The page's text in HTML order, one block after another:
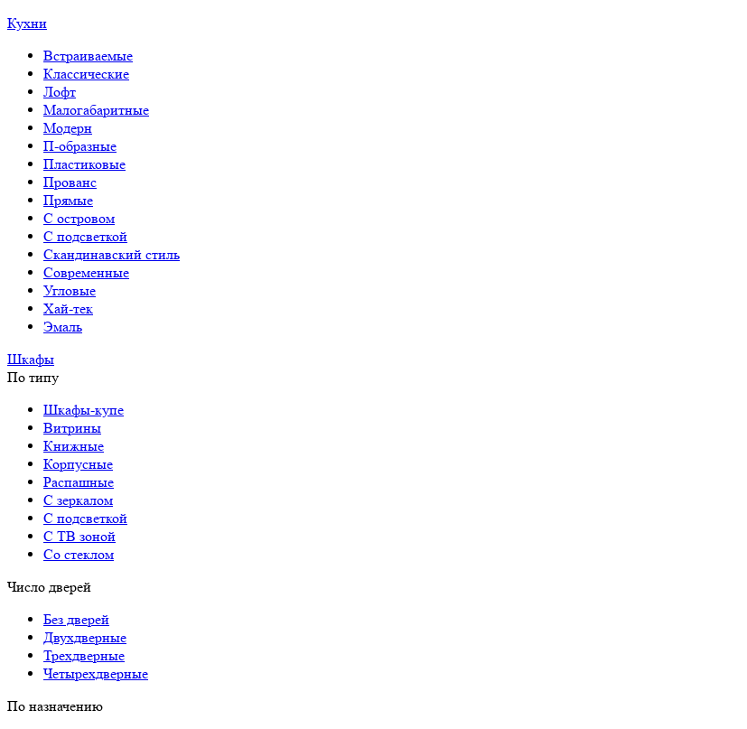
Кухни
Встраиваемые
Классические
Лофт
Малогабаритные
Модерн
П-образные
Пластиковые
Прованс
Прямые
С островом
С подсветкой
Скандинавский стиль
Современные
Угловые
Хай-тек
Эмаль
Шкафы
По типу
Шкафы-купе
Витрины
Книжные
Корпусные
Распашные
С зеркалом
С подсветкой
С ТВ зоной
Со стеклом
Число дверей
Без дверей
Двухдверные
Трехдверные
Четырехдверные
По назначению